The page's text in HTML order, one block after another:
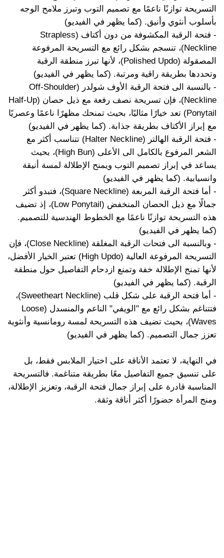
التسريحة توازنًا ناعمًا مع تصميم التوب وتبرز ملامح الوجه
بأسلوب أنثوي وأنيق. (كما يظهر في الفيديو)
- فتحة الرقبة المكشوفة من دون أكتاف (Strapless
Neckline)، تنسجم بشكل رائع مع التسريحة المرفوعة
المصقولة (Polished Updo)، لأنها تبرز منطقة الرقبة
وتحددها بطريقة راقية ومرتبة. (كما يظهر في الفيديو)
- بالنسبة الى فتحة الرقبة الأوف شولدر (Off-Shoulder
Neckline)، فإن تسريحة نصف رفعة مع ذيل حصان (Half-Up
Ponytail) تعد خيارًا مثاليًا، بحيث تمنحك مظهرًا ناعمًا وعصريًا
مع إبراز الأكتاف بطريقة جذابة. (كما يظهر في الفيديو)
- فتحة الرقبة الهالتر (Halter Neckline) تتناسب أكثر مع
الشعر المرفوع بالكامل الى الأعلى (High Bun)، بحيث
يساعد في إبراز تصميم التوب ويمنح الإطلالة لمسة أنيقة
وانسيابية. (كما يظهر في الفيديو)
- أما فتحة الرقبة المربعة (Square Neckline)، فتبدو أكثر
جمالًا مع ذيل الحصان المنخفض (Low Ponytail)، إذ تضيف
هذه التسريحة توازنًا ناعمًا مع الخطوط الهندسية للتصميم.
(كما يظهر في الفيديو)
- وبالنسبة الى فتحات الرقبة المغلقة (Close Neckline)، فإن
التسريحة المرفوعة العالية (High Updo) تعتبر الخيار الأفضل،
لأنها تمنح الإطلالة خفة وتمنع ازدحام التفاصيل حول منطقة
الرقبة. (كما يظهر في الفيديو)
- أما فتحة الرقبة على شكل قلب (Sweetheart Neckline)،
فتتناغم بشكل رائع مع "الويفي" الناعم والمنسدل (Loose
Waves)، بحيث تضيف هذه التسريحة لمسة رومانسية وأنثوية
تعزز جمال التصميم. (كما يظهر في الفيديو)
في النهاية، لا تعتمد الأناقة على اختيار الملابس فقط، بل
على تنسيق جميع التفاصيل معًا بطريقة متناغمة. فالتسريحة
المناسبة قادرة على إبراز جمال فتحة الرقبة، وتعزيز الإطلالة،
ومنح المرأة حضورًا أكثر أناقة وثقة.